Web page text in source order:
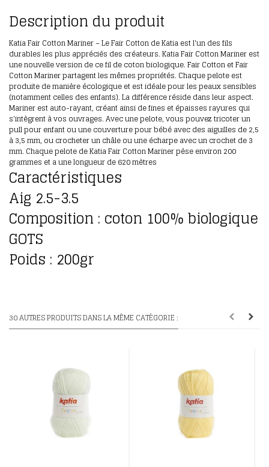
Description du produit
Katia Fair Cotton Mariner – Le Fair Cotton de Katia est l'un des fils
durables les plus appréciés des créateurs. Katia Fair Cotton Mariner est
une nouvelle version de ce fil de coton biologique. Fair Cotton et Fair
Cotton Mariner partagent les mêmes propriétés. Chaque pelote est
produite de manière écologique et est idéale pour les peaux sensibles
(notamment celles des enfants). La différence réside dans leur aspect.
Mariner est auto-rayant, créant ainsi de fines et épaisses rayures qui
s'intègrent à vos ouvrages. Avec une pelote, vous pouvez tricoter un
pull pour enfant ou une couverture pour bébé avec des aiguilles de 2,5
à 3,5 mm, ou crocheter un châle ou une écharpe avec un crochet de 3
mm. Chaque pelote de Katia Fair Cotton Mariner pèse environ 200
grammes et a une longueur de 620 mètres
Caractéristiques
Aig 2.5-3.5
Composition : coton 100% biologique
GOTS
Poids : 200gr
30 AUTRES PRODUITS DANS LA MÊME CATÉGORIE :